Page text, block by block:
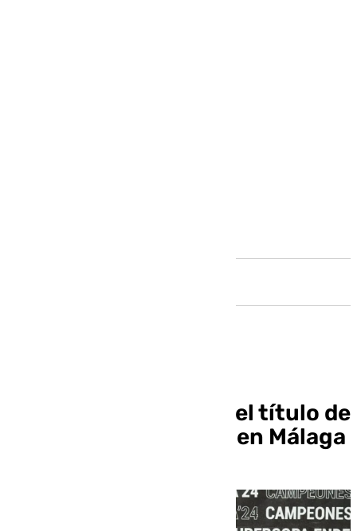
El Unicaja defenderá el título de
la Supercopa Endesa en Málaga